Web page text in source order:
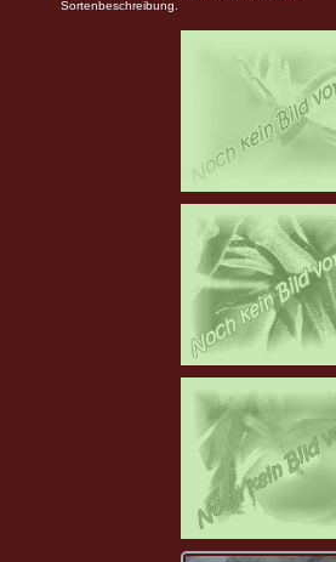
Sortenbeschreibung.